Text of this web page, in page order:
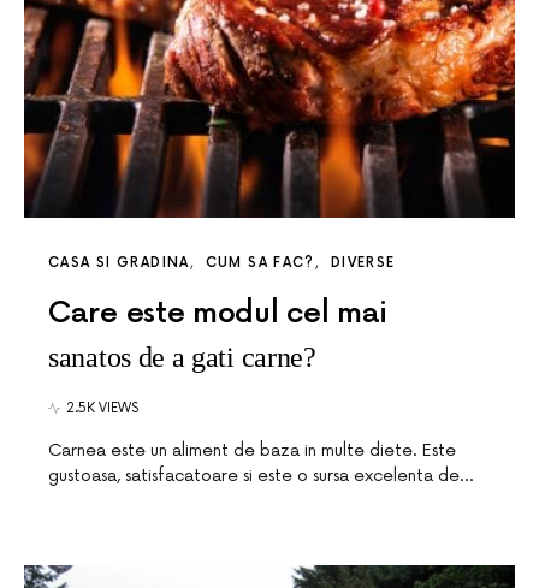
CASA SI GRADINA CUM SA FAC? DIVERSE
Care este modul cel mai
sanatos de a gati carne?
2.5K VIEWS
Carnea este un aliment de baza in multe diete. Este
gustoasa, satisfacatoare si este o sursa excelenta de…